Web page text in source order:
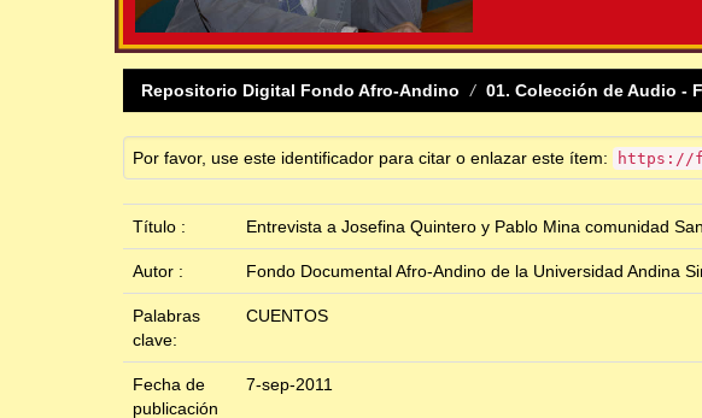
Repositorio Digital Fondo Afro-Andino 01. Colección de Audio -
Por favor, use este identificador para citar o enlazar este ítem: https://
Título : Entrevista a Josefina Quintero y Pablo Mina comunidad
Autor : Fondo Documental Afro-Andino de la Universidad Andina
Palabras
clave:
CUENTOS
Fecha de
publicación
7-sep-2011